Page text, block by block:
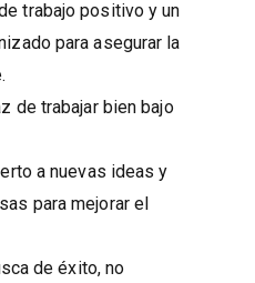
trabajo positivo y un
para asegurar la
de trabajar bien bajo
a nuevas ideas y
para mejorar el
de éxito, no